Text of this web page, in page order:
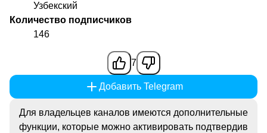
Узбекский
Количество подписчиков
146
7
Добавить Telegram
Для владельцев каналов имеются дополнительные
функции, которые можно активировать подтвердив